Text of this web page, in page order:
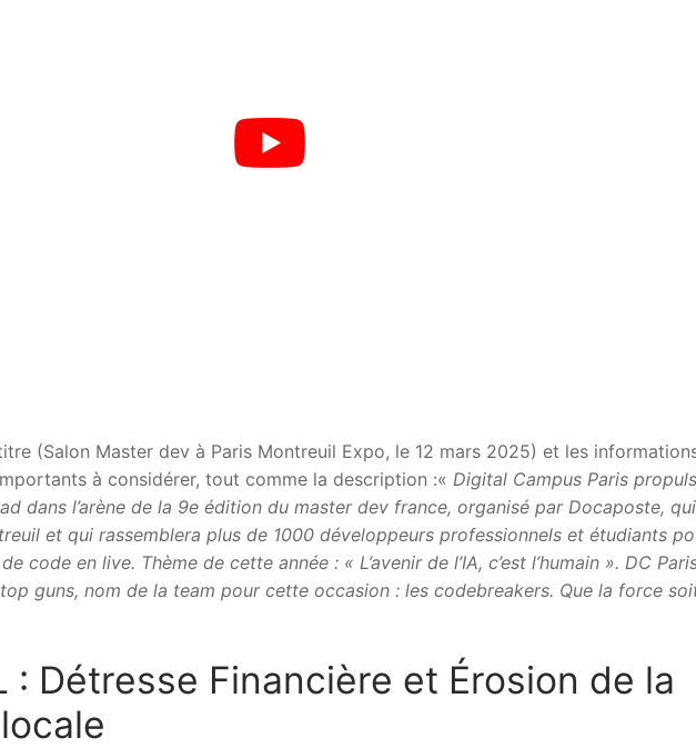
(Salon Master dev à Paris Montreuil Expo, le 12 mars 2025) et les
à considérer, tout comme la description :« Digital Campus Paris
dans l’arène de la 9e édition du master dev france, organisé par Docaposte,
et qui rassemblera plus de 1000 développeurs professionnels et étudiants
code en live. Thème de cette année : « L’avenir de l’IA, c’est l’humain ». DC
guns, nom de la team pour cette occasion : les codebreakers. Que la force
: Détresse Financière et Érosion de la